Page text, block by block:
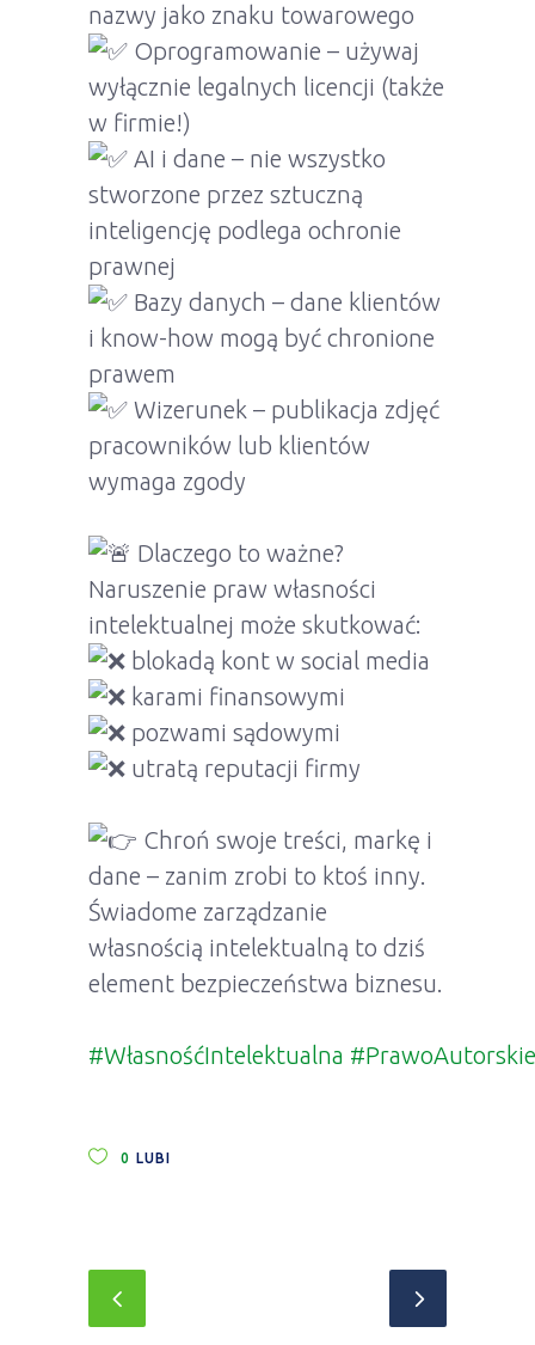
nazwy jako znaku towarowego
Oprogramowanie – używaj
wyłącznie legalnych licencji (także
w firmie!)
AI i dane – nie wszystko
stworzone przez sztuczną
inteligencję podlega ochronie
prawnej
Bazy danych – dane klientów
i know-how mogą być chronione
prawem
Wizerunek – publikacja zdjęć
pracowników lub klientów
wymaga zgody
Dlaczego to ważne?
Naruszenie praw własności
intelektualnej może skutkować:
blokadą kont w social media
karami finansowymi
pozwami sądowymi
utratą reputacji firmy
Chroń swoje treści, markę i
dane – zanim zrobi to ktoś inny.
Świadome zarządzanie
własnością intelektualną to dziś
element bezpieczeństwa biznesu.
#WłasnośćIntelektualna #PrawoAutorskie
0 LUBI